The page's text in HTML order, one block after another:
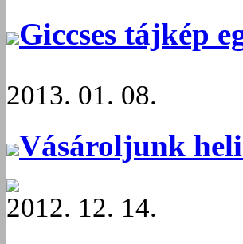
Giccses tájkép
2013. 01. 08.
Vásároljunk
2012. 12. 14.